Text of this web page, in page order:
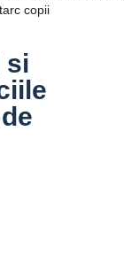
tarc copii
si